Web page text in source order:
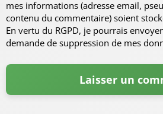
mes informations (adresse email,
contenu du commentaire) soient
En vertu du RGPD, je pourrais
demande de suppression de mes